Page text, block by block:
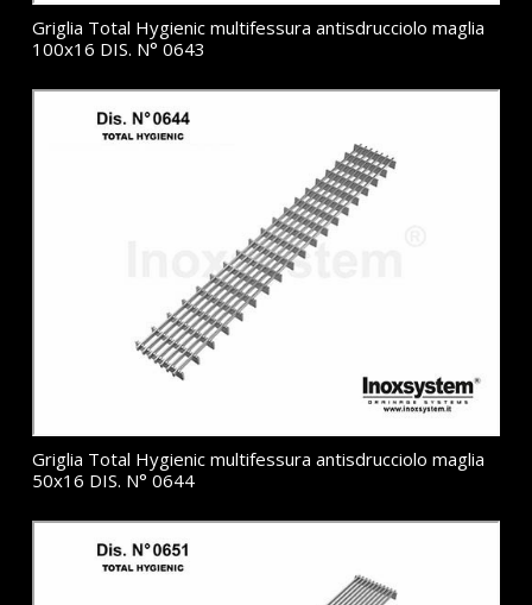
Griglia Total Hygienic multifessura antisdrucciolo maglia
100x16 DIS. N° 0643
Griglia Total Hygienic multifessura antisdrucciolo maglia
50x16 DIS. N° 0644